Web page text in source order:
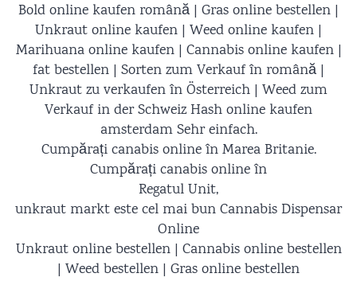
Bold online kaufen română | Gras online bestellen |
Unkraut online kaufen | Weed online kaufen |
Marihuana online kaufen | Cannabis online kaufen |
fat bestellen | Sorten zum Verkauf în română |
Unkraut zu verkaufen în Österreich | Weed zum
Verkauf in der Schweiz Hash online kaufen
amsterdam Sehr einfach.
Cumpărați canabis online în Marea Britanie.
Cumpărați canabis online în
Regatul Unit,
unkraut markt este cel mai bun Cannabis Dispensar
Online
Unkraut online bestellen | Cannabis online bestellen
| Weed bestellen | Gras online bestellen